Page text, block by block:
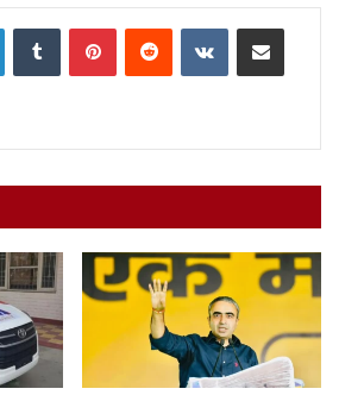
LinkedInTumblr PinterestReddit VKontakteShare via Email